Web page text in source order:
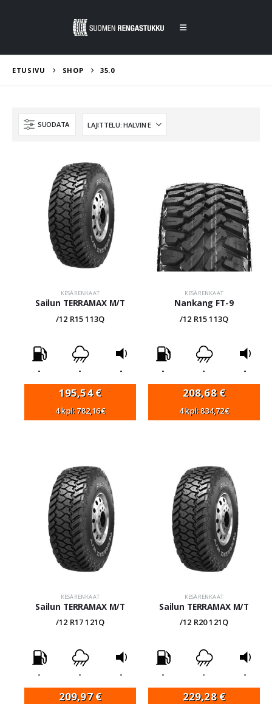
ETUSIVU SHOP 35.0
SUODATA
KESÄRENKAAT
Sailun TERRAMAX M/T
/12 R15 113Q
- - -
195,54€
4 kpl: 782,16€
KESÄRENKAAT
Nankang FT-9
/12 R15 113Q
- - -
208,68€
4 kpl: 834,72€
KESÄRENKAAT
Sailun TERRAMAX M/T
/12 R17 121Q
- - -
209,97€
KESÄRENKAAT
Sailun TERRAMAX M/T
/12 R20 121Q
- - -
229,28€